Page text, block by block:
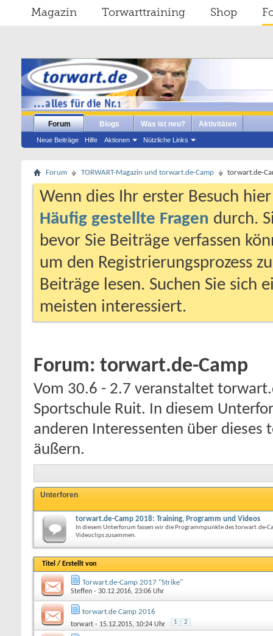
Magazin Torwarttraining Shop
Forum
Neue Beiträge Hilfe Aktionen Nützliche Links
Blogs Was ist neu? Aktivitäten
Forum TORWART-Magazin und torwart.de-Camp torwart.de-
Wenn dies Ihr erster Besuch
Häufig gestellte Fragen durch.
bevor Sie Beiträge verfassen
um den Registrierungsprozess
Beiträge lesen. Suchen Sie sich
meisten interessiert.
Forum: torwart.de-Camp
Vom 30.6 - 2.7 veranstaltet
Sportschule Ruit. In diesem
anderen Interessenten über
äußern.
Unterforen
torwart.de-Camp 2018: Training, Programm und Videos
In diesem Unterforum fassen wir die Programmpunkte des torwart.de-
Videoclips zusammen.
Titel / Erstellt von
Torwart.de-Camp 2017 "Strike"
Steffen - 30.12.2016, 23:06 Uhr
torwart.de Camp 2016
torwart - 15.12.2015, 10:24 Uhr 1 2